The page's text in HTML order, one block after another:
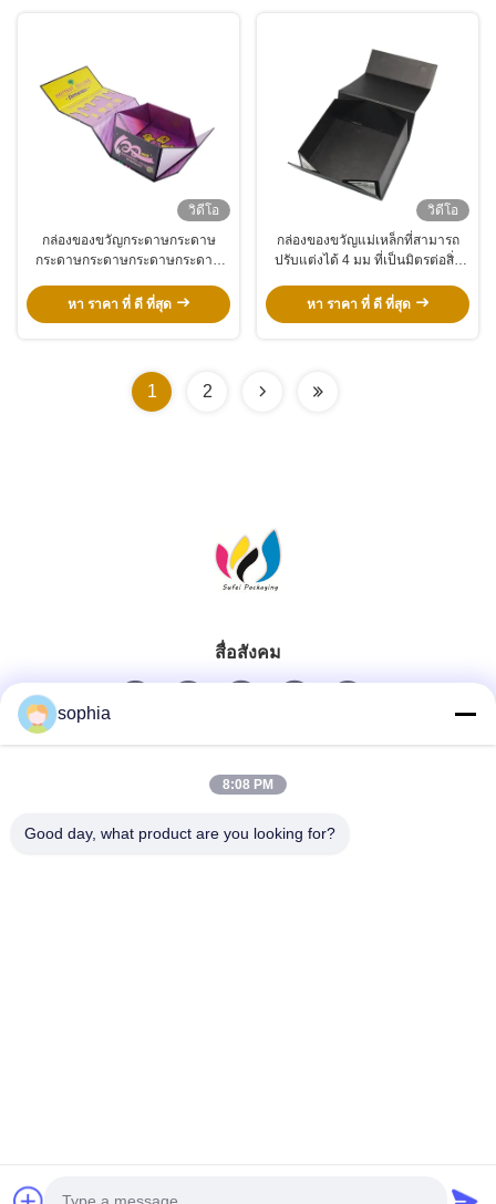
วิดีโอ
กล่องของขวัญกระดาษกระดาษ
กระดาษกระดาษกระดาษกระดาษ
กระดาษกระดาษกระดาษกระดาษ
หา ราคา ที่ ดี ที่สุด
วิดีโอ
กล่องของขวัญแม่เหล็กที่สามารถ
ปรับแต่งได้ 4 มม ที่เป็นมิตรต่อสิ่ง
อิเล็กทรอนิกส์และบรรจุปลีก
หา ราคา ที่ ดี ที่สุด
1 2
สื่อสังคม
ติดต่อเร็ว
จีน คุณภาพดี บรรจุกล่องกระดาษ ผู้จัดจําหน่าย.ลิขสิทธิ์ 2025-2026
sophia
8:08 PM
Good day, what product are you looking for?